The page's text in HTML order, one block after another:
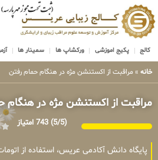
کالج پکیج اموزشی ورکشاپ ها سمینار ها
خانه » مراقبت از اکستنشن مژه در هنگام حمام رفتن
مراقبت از اکستنشن مژه در هنگام
(5/5) 743 امتیاز
پایگاه دانش آکادمی عریس، استفاده از